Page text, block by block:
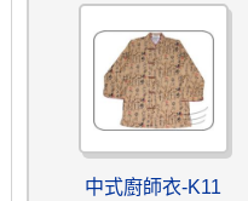
中式廚師衣-K11